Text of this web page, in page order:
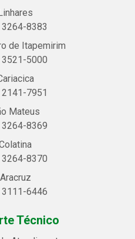
8383
de Itapemirim
3521-5000
7951
Mateus
3264-8369
3264-8370
Aracruz
3111-6446
Técnico